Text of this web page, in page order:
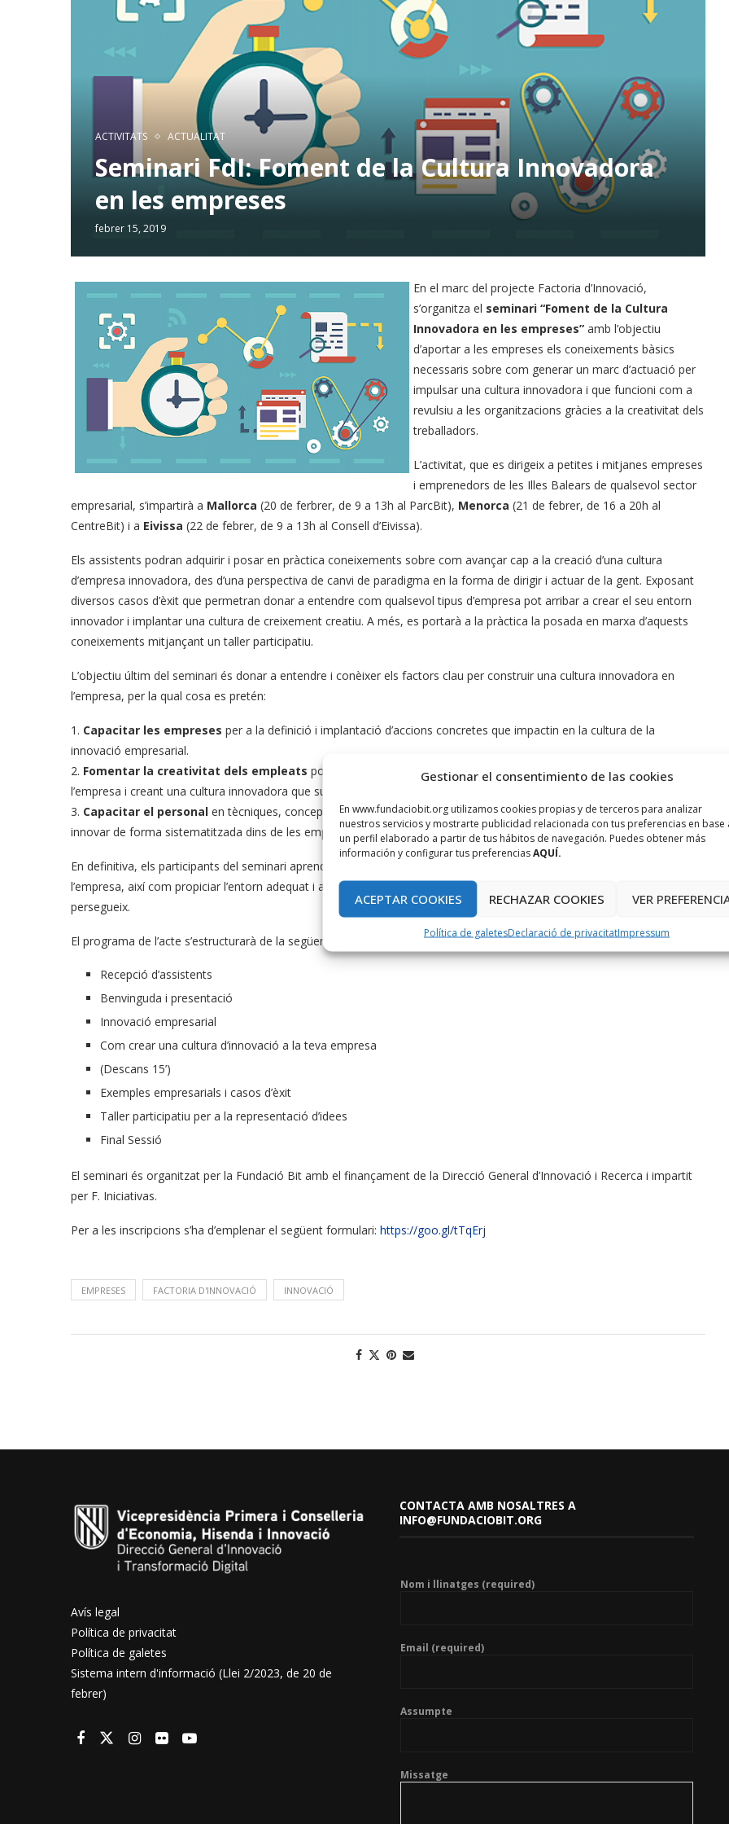
Gestionar el consentimiento de las cookies
En www.fundaciobit.org utilizamos cookies propias y de terceros para analizar
nuestros servicios y mostrarte publicidad relacionada con tus preferencias en base
un perfil elaborado a partir de tus hábitos de navegación. Puedes obtener más
información y configurar tus preferenciasAQUÍ.
ACEPTAR COOKIES RECHAZAR COOKIES VER
Política de galetesDeclaració de privacitatImpressum
ACTIVITATS ACTUALITAT
Seminari FdI: Foment de la Cultura Innovadora
en les empreses
febrer 15, 2019
En el marc del projecte Factoria d’Innovació,
s’organitza el seminari “Foment de la Cultura
Innovadora en les empreses” amb l’objectiu
d’aportar a les empreses els coneixements bàsics
necessaris sobre com generar un marc d’actuació per
impulsar una cultura innovadora i que funcioni com a
revulsiu a les organitzacions gràcies a la creativitat dels
treballadors.
L’activitat, que es dirigeix a petites i mitjanes empreses
i emprenedors de les Illes Balears de qualsevol sector
empresarial, s’impartirà a Mallorca (20 de ferbrer, de 9 a 13h al ParcBit), Menorca (21 de febrer, de 16 a 20h al
CentreBit) i a Eivissa (22 de febrer, de 9 a 13h al Consell d’Eivissa).
Els assistents podran adquirir i posar en pràctica coneixements sobre com avançar cap a la creació d’una cultura
d’empresa innovadora, des d’una perspectiva de canvi de paradigma en la forma de dirigir i actuar de la gent. Exposant
diversos casos d’èxit que permetran donar a entendre com qualsevol tipus d’empresa pot arribar a crear el seu entorn
innovador i implantar una cultura de creixement creatiu. A més, es portarà a la pràctica la posada en marxa d’aquests
coneixements mitjançant un taller participatiu.
L’objectiu últim del seminari és donar a entendre i conèixer els factors clau per construir una cultura innovadora en
l’empresa, per la qual cosa es pretén:
1. Capacitar les empreses per a la definició i implantació d’accions concretes que impactin en la cultura de la
innovació empresarial.
2. Fomentar la creativitat dels empleats posant així en valor l’aportació de coneixement de les diferents àrees de
l’empresa i creant una cultura innovadora que sustenti aquest tipus de treballs.
3. Capacitar el personal en tècniques, conceptes i eines necessàries per implantar una metodologia de treball per
innovar de forma sistematitzada dins de les empreses.
En definitiva, els participants del seminari aprendran de manera pràctica com crear les bases d’una cultura d’innovació a
l’empresa, així com propiciar l’entorn adequat i afavorir el comportament innovador, emprenedor i creatiu que es
persegueix.
El programa de l’acte s’estructurarà de la següent manera:
Recepció d’assistents
Benvinguda i presentació
Innovació empresarial
Com crear una cultura d’innovació a la teva empresa
(Descans 15’)
Exemples empresarials i casos d’èxit
Taller participatiu per a la representació d’idees
Final Sessió
El seminari és organitzat per la Fundació Bit amb el finançament de la Direcció General d’Innovació i Recerca i impartit
per F. Iniciativas.
Per a les inscripcions s’ha d’emplenar el següent formulari: https://goo.gl/tTqErj
EMPRESES FACTORIA D'INNOVACIÓ INNOVACIÓ
Avís legal
Política de privacitat
Política de galetes
Sistema intern d'informació (Llei 2/2023, de 20 de
febrer)
CONTACTA AMB NOSALTRES A
INFO@FUNDACIOBIT.ORG
Nom i llinatges (required)
Email (required)
Assumpte
Missatge